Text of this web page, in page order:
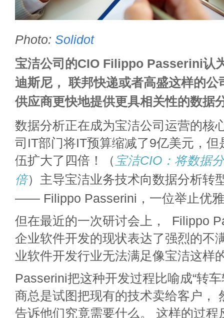
Photo: Solidot
宝洁公司的CIO Filippo Passerini认
迪斯尼， 联邦快递或者高盛这样的公
供应商更快地提供更具相关性的数据
数据分析正在成为宝洁公司运营的核
司IT部门将IT预算缩减了9亿美元，但
伍扩大了四倍！（ 宝洁CIO：将数据
倍）主导宝洁业务技术向数据分析转
—— Filippo Passerini，一位举止优
但在最近的一次研讨会上， Filippo
企业软件开发的现状表达了强烈的不
业软件开发行业无法满足像宝洁这样
Passerini把这种开发过程比喻成“转
商总是试图把现有的技术卖给客户，
告诉他们究竟需要什么。 这样的过程